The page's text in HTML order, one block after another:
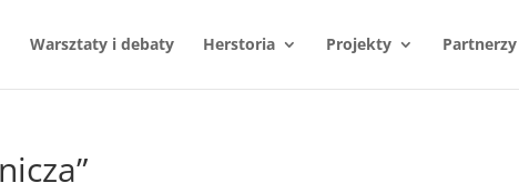
Warsztaty i debaty Herstoria Projekty Partnerzy